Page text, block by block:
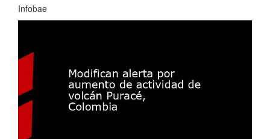
Infobae